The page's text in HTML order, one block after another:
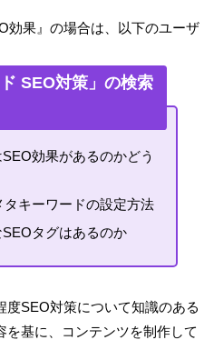
果』の場合は、以下のユーザ
SEO対策」の検索
効果があるのかどう
タキーワードの設定方法
タグはあるのか
SEO対策について知識のある
基に、コンテンツを制作して